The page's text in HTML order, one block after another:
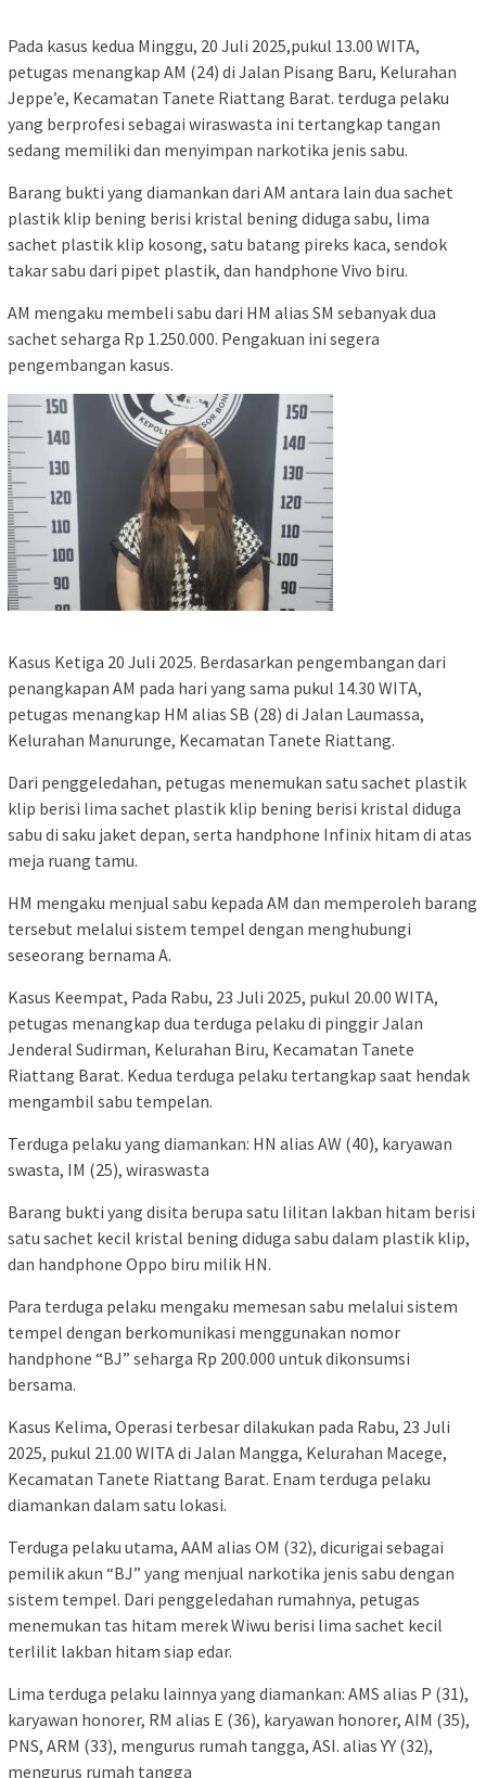
Pada kasus kedua Minggu, 20 Juli 2025,pukul 13.00 WITA,
petugas menangkap AM (24) di Jalan Pisang Baru, Kelurahan
Jeppe’e, Kecamatan Tanete Riattang Barat. terduga pelaku
yang berprofesi sebagai wiraswasta ini tertangkap tangan
sedang memiliki dan menyimpan narkotika jenis sabu.
Barang bukti yang diamankan dari AM antara lain dua sachet
plastik klip bening berisi kristal bening diduga sabu, lima
sachet plastik klip kosong, satu batang pireks kaca, sendok
takar sabu dari pipet plastik, dan handphone Vivo biru.
AM mengaku membeli sabu dari HM alias SM sebanyak dua
sachet seharga Rp 1.250.000. Pengakuan ini segera
pengembangan kasus.
Kasus Ketiga 20 Juli 2025. Berdasarkan pengembangan dari
penangkapan AM pada hari yang sama pukul 14.30 WITA,
petugas menangkap HM alias SB (28) di Jalan Laumassa,
Kelurahan Manurunge, Kecamatan Tanete Riattang.
Dari penggeledahan, petugas menemukan satu sachet plastik
klip berisi lima sachet plastik klip bening berisi kristal diduga
sabu di saku jaket depan, serta handphone Infinix hitam di atas
meja ruang tamu.
HM mengaku menjual sabu kepada AM dan memperoleh barang
tersebut melalui sistem tempel dengan menghubungi
seseorang bernama A.
Kasus Keempat, Pada Rabu, 23 Juli 2025, pukul 20.00 WITA,
petugas menangkap dua terduga pelaku di pinggir Jalan
Jenderal Sudirman, Kelurahan Biru, Kecamatan Tanete
Riattang Barat. Kedua terduga pelaku tertangkap saat hendak
mengambil sabu tempelan.
Terduga pelaku yang diamankan: HN alias AW (40), karyawan
swasta, IM (25), wiraswasta
Barang bukti yang disita berupa satu lilitan lakban hitam berisi
satu sachet kecil kristal bening diduga sabu dalam plastik klip,
dan handphone Oppo biru milik HN.
Para terduga pelaku mengaku memesan sabu melalui sistem
tempel dengan berkomunikasi menggunakan nomor
handphone “BJ” seharga Rp 200.000 untuk dikonsumsi
bersama.
Kasus Kelima, Operasi terbesar dilakukan pada Rabu, 23 Juli
2025, pukul 21.00 WITA di Jalan Mangga, Kelurahan Macege,
Kecamatan Tanete Riattang Barat. Enam terduga pelaku
diamankan dalam satu lokasi.
Terduga pelaku utama, AAM alias OM (32), dicurigai sebagai
pemilik akun “BJ” yang menjual narkotika jenis sabu dengan
sistem tempel. Dari penggeledahan rumahnya, petugas
menemukan tas hitam merek Wiwu berisi lima sachet kecil
terlilit lakban hitam siap edar.
Lima terduga pelaku lainnya yang diamankan: AMS alias P (31),
karyawan honorer, RM alias E (36), karyawan honorer, AIM (35),
PNS, ARM (33), mengurus rumah tangga, ASI. alias YY (32),
mengurus rumah tangga